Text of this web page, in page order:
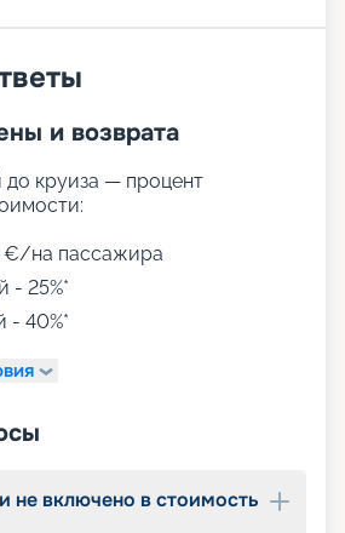
в 2026 - 2027 годах
Америки. На нашем сайте
чтобы вы могли
онлайн, – расписание
цены на путевки,
интерьеров. Опытные
с удовольствием
оптимальный вариант,
будут оказывать
до конца круиза.
Колумбом и откройте свою
и возврата
до круиза — процент
€/на пассажира
- 25%*
- 40%*
не включено в стоимость